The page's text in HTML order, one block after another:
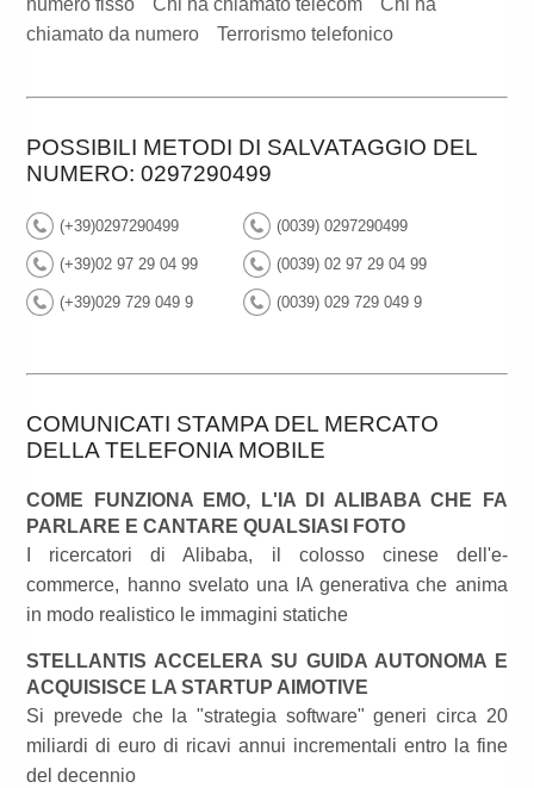
numero fisso Chi ha chiamato telecom
Chi ha
chiamato da numero
Terrorismo telefonico
POSSIBILI METODI DI SALVATAGGIO DEL
NUMERO: 0297290499
(+39)0297290499 (0039) 0297290499
(+39)02 97 29 04 99 (0039) 02 97 29 04 99
(+39)029 729 049 9 (0039) 029 729 049 9
COMUNICATI STAMPA DEL MERCATO
DELLA TELEFONIA MOBILE
COME FUNZIONA EMO, L'IA DI ALIBABA CHE FA
PARLARE E CANTARE QUALSIASI FOTO
I ricercatori di Alibaba, il colosso cinese dell'e-
commerce, hanno svelato una IA generativa che anima
in modo realistico le immagini statiche
STELLANTIS ACCELERA SU GUIDA AUTONOMA E
ACQUISISCE LA STARTUP AIMOTIVE
Si prevede che la "strategia software" generi circa 20
miliardi di euro di ricavi annui incrementali entro la fine
del decennio